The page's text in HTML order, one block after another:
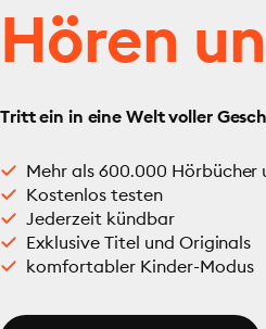
Hören
Tritt ein in eine Welt voller
Mehr als 600.000 Hörbücher
Kostenlos testen
Jederzeit kündbar
Exklusive Titel und Originals
komfortabler Kinder-Modus